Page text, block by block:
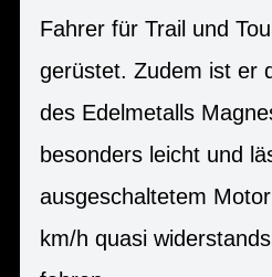
Fahrer für Trail und
gerüstet. Zudem ist er
des Edelmetalls
besonders leicht und
ausgeschaltetem
km/h quasi